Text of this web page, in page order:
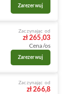
Zarezerwuj
Zaczynając od
zł 265,03
Cena/os
Zarezerwuj
Zaczynając od
zł 266,8